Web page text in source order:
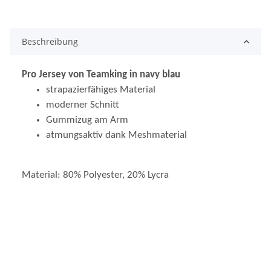
Beschreibung
Pro Jersey von Teamking in navy blau
strapazierfähiges Material
moderner Schnitt
Gummizug am Arm
atmungsaktiv dank Meshmaterial
Material: 80% Polyester, 20% Lycra